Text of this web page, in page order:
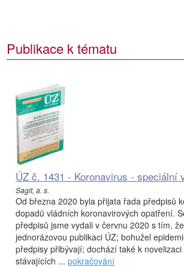
Publikace k tématu
ÚZ č. 1431 - Koronavirus - speciální
Sagit, a. s.
Od března 2020 byla přijata řada předpisů
dopadů vládních koronavirových opatření.
předpisů jsme vydali v červnu 2020 s tím,
jednorázovou publikaci ÚZ; bohužel
předpisy přibývají; dochází také k novelizaci
stávajících ... pokračování